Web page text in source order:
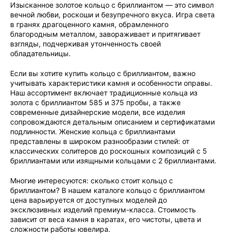
Изысканное золотое кольцо с бриллиантом — это символ
вечной любви, роскоши и безупречного вкуса. Игра света
в гранях драгоценного камня, обрамленного
благородным металлом, завораживает и притягивает
взгляды, подчеркивая утонченность своей
обладательницы.
Если вы хотите купить кольцо с бриллиантом, важно
учитывать характеристики камня и особенности оправы.
Наш ассортимент включает традиционные кольца из
золота с бриллиантом 585 и 375 пробы, а также
современные дизайнерские модели, все изделия
сопровождаются детальным описанием и сертификатами
подлинности. Женские кольца с бриллиантами
представлены в широком разнообразии стилей: от
классических солитеров до роскошных композиций с 5
бриллиантами или изящными кольцами с 2 бриллиантами.
Многие интересуются: сколько стоит кольцо с
бриллиантом? В нашем каталоге кольцо с бриллиантом
цена варьируется от доступных моделей до
эксклюзивных изделий премиум-класса. Стоимость
зависит от веса камня в каратах, его чистоты, цвета и
сложности работы ювелира.